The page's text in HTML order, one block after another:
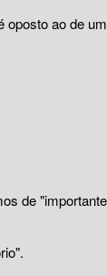
ao de
de